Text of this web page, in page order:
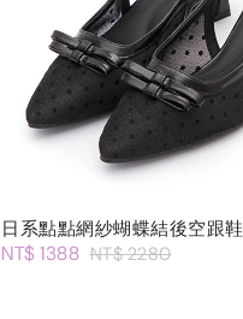
日系點點網紗蝴蝶結後空跟鞋
NT$ 1388 NT$ 2280